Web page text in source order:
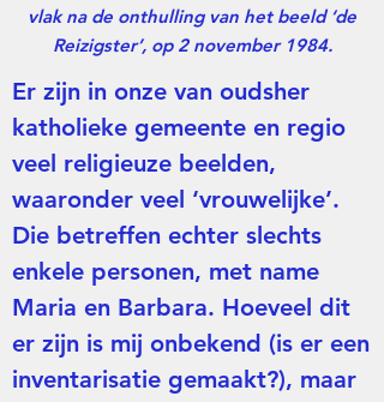
vlak na de onthulling van het beeld ‘de
Reizigster’, op 2 november 1984.
Er zijn in onze van oudsher
katholieke gemeente en regio
veel religieuze beelden,
waaronder veel ‘vrouwelijke’.
Die betreffen echter slechts
enkele personen, met name
Maria en Barbara. Hoeveel dit
er zijn is mij onbekend (is er een
inventarisatie gemaakt?), maar